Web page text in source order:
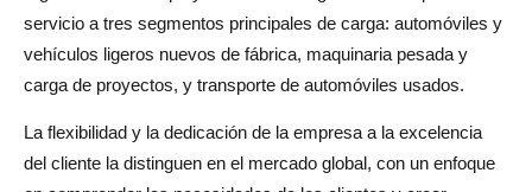
servicio a tres segmentos principales de carga: automóviles y
vehículos ligeros nuevos de fábrica, maquinaria pesada y
carga de proyectos, y transporte de automóviles usados.
La flexibilidad y la dedicación de la empresa a la excelencia
del cliente la distinguen en el mercado global, con un enfoque